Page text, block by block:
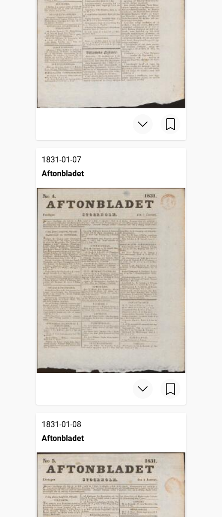
1831-01-07
Aftonbladet
1831-01-08
Aftonbladet